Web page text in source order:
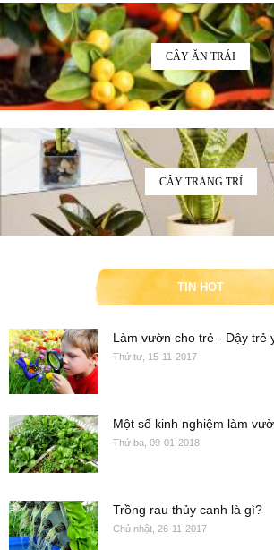
CÂY ĂN TRÁI
CÂY TRANG TRÍ
TIN HOT
Làm vườn cho trẻ - Dậy trẻ
Thứ tư, 15-11-2017
Một số kinh nghiệm làm
Thứ ba, 09-01-2018
Trồng rau thủy canh là gì?
Chủ nhật, 26-11-2017